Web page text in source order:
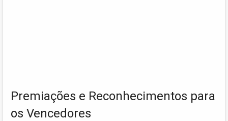
Premiações e Reconhecimentos para
os Vencedores